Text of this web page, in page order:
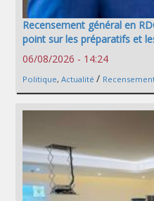
Recensement général en
point sur les préparatifs et
06/08/2026 - 14:24
Politique, Actualité /